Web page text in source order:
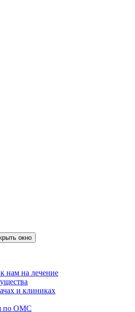
окно
нам на лечение
и клиниках
по ОМС